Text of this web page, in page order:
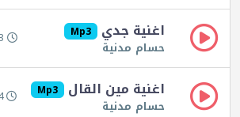
اغنية جدي Mp3
حسام مدنية 3 دقائق 48 ثانية
اغنية مين القال Mp3
حسام مدنية 4 دقائق 7 ثواني